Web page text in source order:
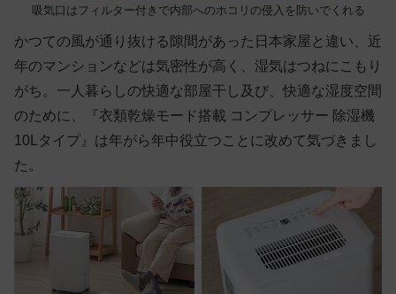
吸気口はフィルター付きで内部へのホコリの侵入を防いでくれる
かつての風が通り抜ける隙間があった日本家屋と違い、近
年のマンションなどは気密性が高く、湿気はつねにこもり
がち。一人暮らしの快適な部屋干し及び、快適な湿度空間
のために、『衣類乾燥モード搭載 コンプレッサー 除湿機
10Lタイプ』は年がら年中役立つことに改めて気づきまし
た。